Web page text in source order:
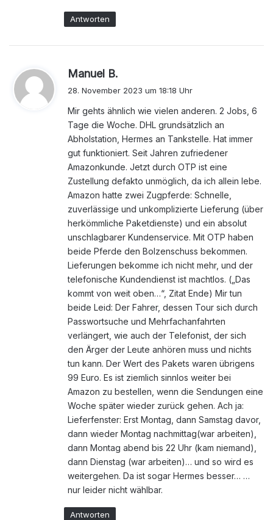
Antworten
Manuel B.
t
:
28. November 2023 um 18:18 Uhr
Mir gehts ähnlich wie vielen anderen. 2 Jobs, 6
Tage die Woche. DHL grundsätzlich an
Abholstation, Hermes an Tankstelle. Hat immer
gut funktioniert. Seit Jahren zufriedener
Amazonkunde. Jetzt durch OTP ist eine
Zustellung defakto unmöglich, da ich allein lebe.
Amazon hatte zwei Zugpferde: Schnelle,
zuverlässige und unkomplizierte Lieferung (über
herkömmliche Paketdienste) und ein absolut
unschlagbarer Kundenservice. Mit OTP haben
beide Pferde den Bolzenschuss bekommen.
Lieferungen bekomme ich nicht mehr, und der
telefonische Kundendienst ist machtlos. („Das
kommt von weit oben…“, Zitat Ende) Mir tun
beide Leid: Der Fahrer, dessen Tour sich durch
Passwortsuche und Mehrfachanfahrten
verlängert, wie auch der Telefonist, der sich
den Ärger der Leute anhören muss und nichts
tun kann. Der Wert des Pakets waren übrigens
99 Euro. Es ist ziemlich sinnlos weiter bei
Amazon zu bestellen, wenn die Sendungen eine
Woche später wieder zurück gehen. Ach ja:
Lieferfenster: Erst Montag, dann Samstag davor,
dann wieder Montag nachmittag(war arbeiten),
dann Montag abend bis 22 Uhr (kam niemand),
dann Dienstag (war arbeiten)… und so wird es
weitergehen. Da ist sogar Hermes besser… …
nur leider nicht wählbar.
Antworten